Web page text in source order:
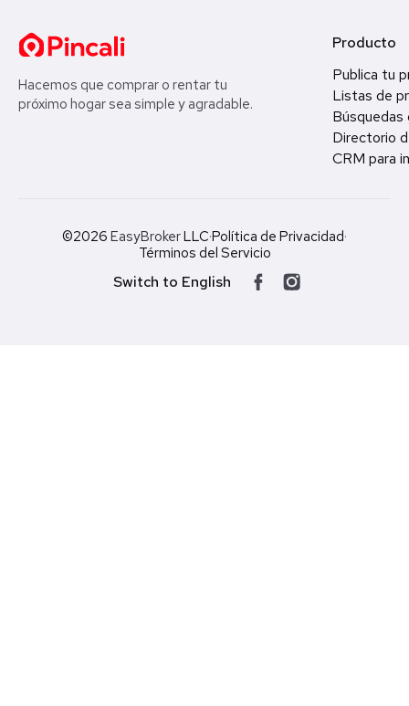
Hacemos que comprar o rentar tu
próximo hogar sea simple y agradable.
Producto
Publica tu
Listas de
Búsquedas
Directorio
CRM para
©2026 EasyBrokerLLC·Política de Privacidad·
Términos del Servicio
Switch to English